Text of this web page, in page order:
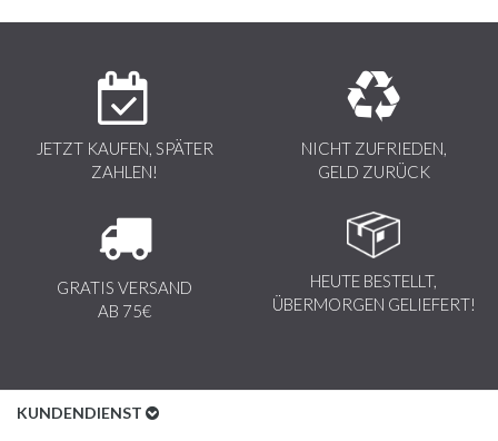
JETZT KAUFEN, SPÄTER
ZAHLEN!
NICHT ZUFRIEDEN,
GELD ZURÜCK
GRATIS VERSAND
AB 75€
HEUTE BESTELLT,
ÜBERMORGEN GELIEFERT!
KUNDENDIENST